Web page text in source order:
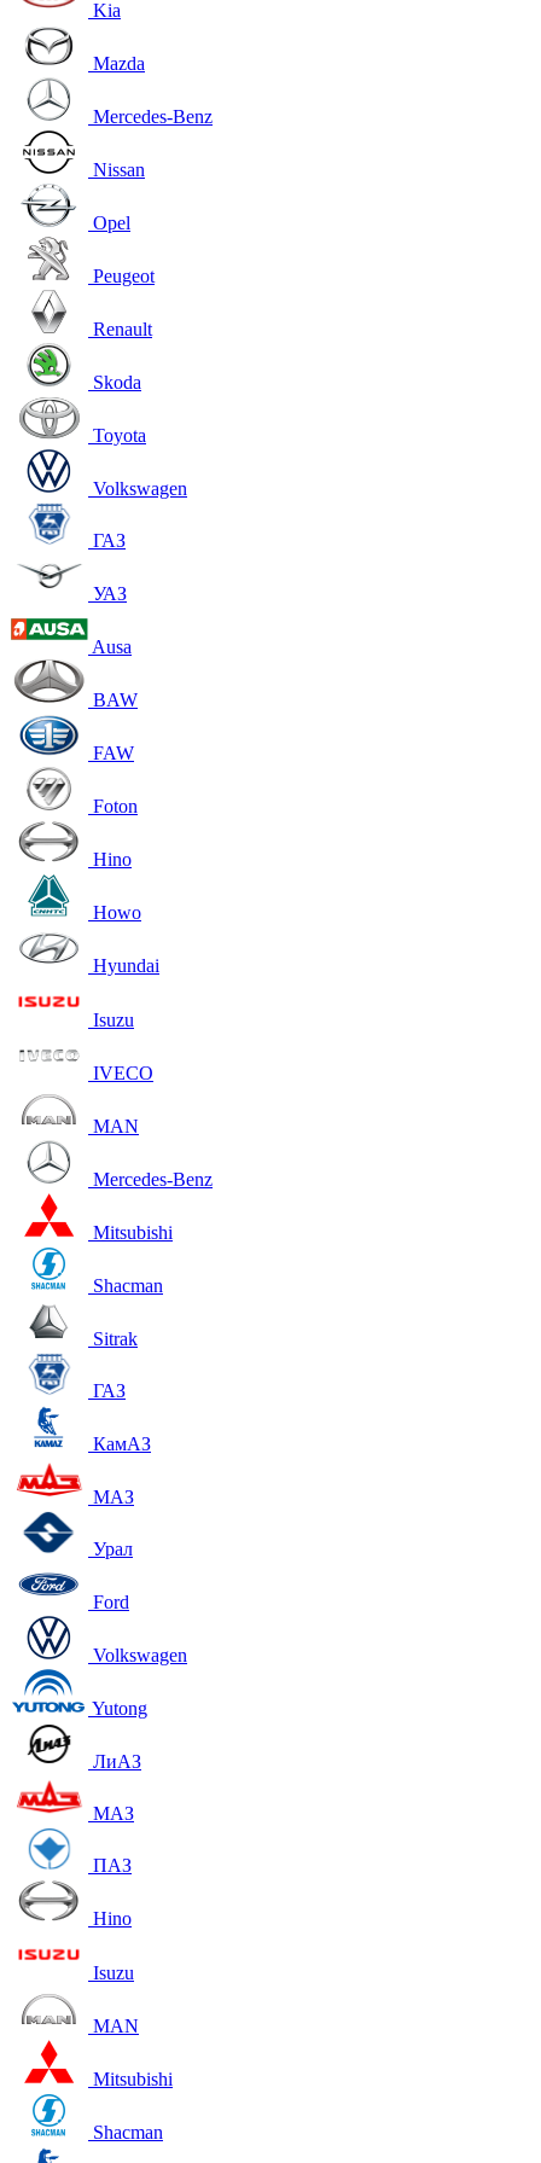
Kia
Mazda
Mercedes-Benz
Nissan
Opel
Peugeot
Renault
Skoda
Toyota
Volkswagen
ГАЗ
УАЗ
Ausa
BAW
FAW
Foton
Hino
Howo
Hyundai
Isuzu
IVECO
MAN
Mercedes-Benz
Mitsubishi
Shacman
Sitrak
ГАЗ
КамАЗ
МАЗ
Урал
Ford
Volkswagen
Yutong
ЛиАЗ
МАЗ
ПАЗ
Hino
Isuzu
MAN
Mitsubishi
Shacman